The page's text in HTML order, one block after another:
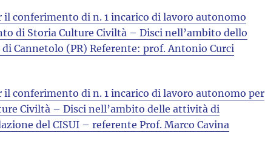
conferimento di n. 1 incarico di lavoro autonomo
di Storia Culture Civiltà – Disci nell’ambito dello
Cannetolo (PR) Referente: prof. Antonio Curci
conferimento di n. 1 incarico di lavoro autonomo per
Civiltà – Disci nell’ambito delle attività di
del CISUI – referente Prof. Marco Cavina